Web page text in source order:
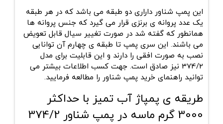
این پمپ شناور داراری دو طبقه می باشد که در هر طبقه
یک عدد پروانه ی برنزی قرار می گیرد که جنس پروانه ها
همانطور که گفته شد در صورت تغییر سیال قابل تعویض
می باشند. این سری پمپ تا طبقه ی چهارم آن توانایی
نصب به صورت افقی را دارند و این قابلیت برای مدل
374/2 نیز صادق است. جهت کسب اطلاعات بیشتر می
توانید راهنمای خرید پمپ شناور را مطالعه فرمایید.
طریقه ی پمپاژ آب تمیز با حداکثر
3000 گرم ماسه در پمپ شناور 374/2